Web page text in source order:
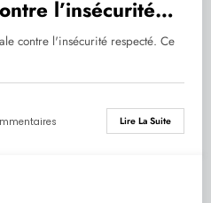
l’insécurité
contre l'insécurité respecté. Ce
Lire La Suite